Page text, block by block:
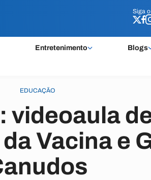
Siga
Entretenimento Blogs
Siga
EDUCAÇÃO
videoaula
Vacina e